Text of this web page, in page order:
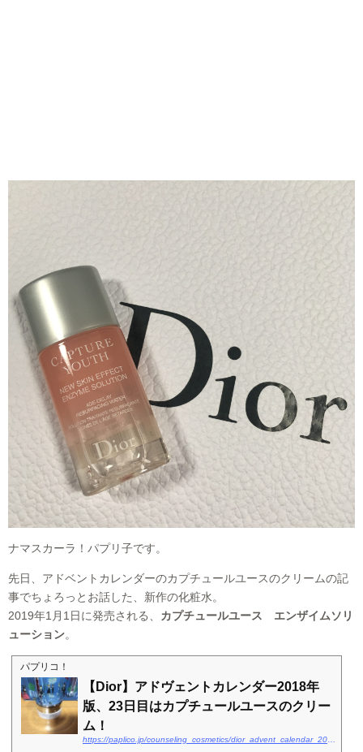
ナマスカーラ！パプリ子です。
先日、アドベントカレンダーのカプチュールユースのクリームの記
事でちょろっとお話した、新作の化粧水。
2019年1月1日に発売される、 カプチュールユース エンザイムソリ
ューション。
パプリコ！
【Dior】アドヴェントカレンダー2018年
版、23日目はカプチュールユースのクリー
ム！